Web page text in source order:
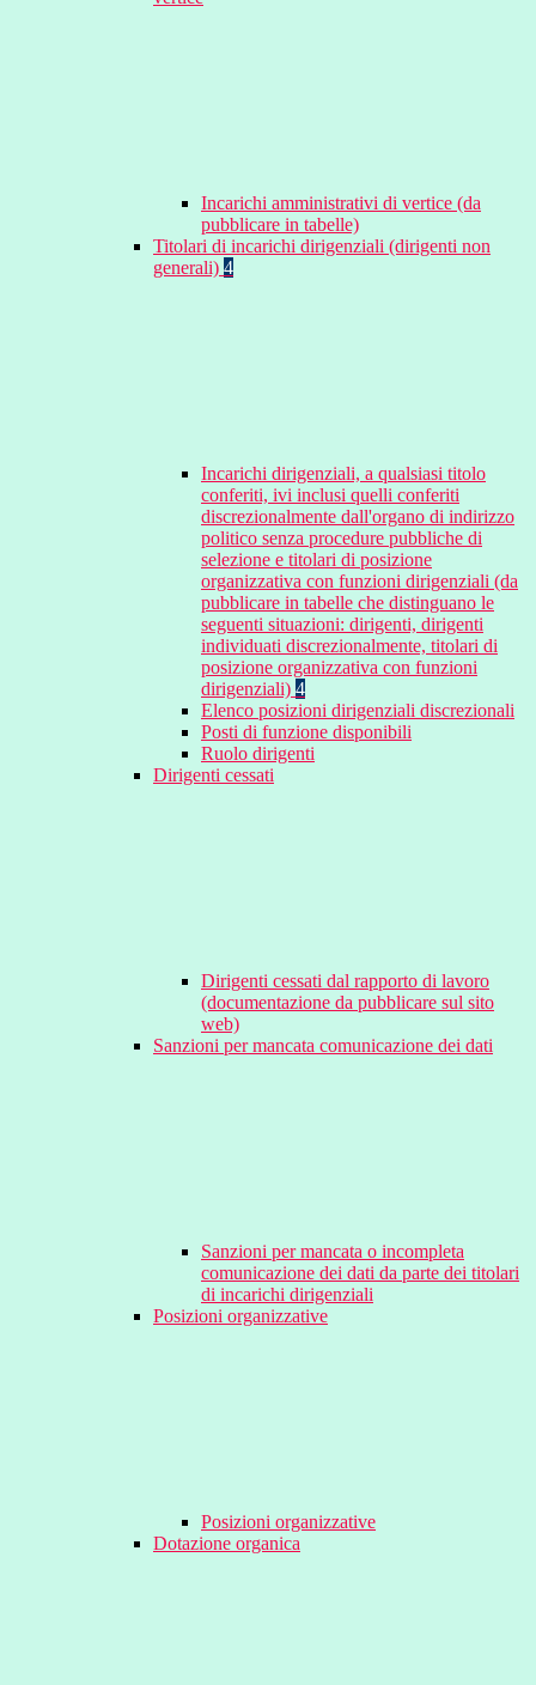
Incarichi amministrativi di vertice (da
pubblicare in tabelle)
Titolari di incarichi dirigenziali (dirigenti non
generali) 4
Incarichi dirigenziali, a qualsiasi titolo
conferiti, ivi inclusi quelli conferiti
discrezionalmente dall'organo di indirizzo
politico senza procedure pubbliche di
selezione e titolari di posizione
organizzativa con funzioni dirigenziali (da
pubblicare in tabelle che distinguano le
seguenti situazioni: dirigenti, dirigenti
individuati discrezionalmente, titolari di
posizione organizzativa con funzioni
dirigenziali) 4
Elenco posizioni dirigenziali discrezionali
Posti di funzione disponibili
Ruolo dirigenti
Dirigenti cessati
Dirigenti cessati dal rapporto di lavoro
(documentazione da pubblicare sul sito
web)
Sanzioni per mancata comunicazione dei dati
Sanzioni per mancata o incompleta
comunicazione dei dati da parte dei titolari
di incarichi dirigenziali
Posizioni organizzative
Posizioni organizzative
Dotazione organica